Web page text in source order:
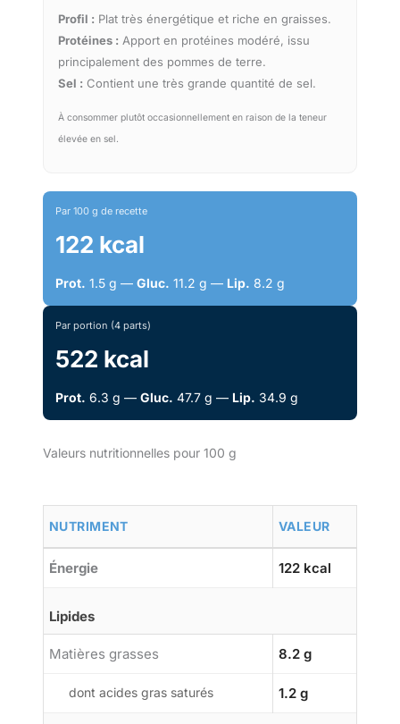
Profil : Plat très énergétique et riche en graisses.
Protéines : Apport en protéines modéré, issu
principalement des pommes de terre.
Sel : Contient une très grande quantité de sel.
À consommer plutôt occasionnellement en raison de la teneur
élevée en sel.
Par 100 g de recette
122 kcal
Prot. 1.5 g — Gluc. 11.2 g — Lip. 8.2 g
Par portion (4 parts)
522 kcal
Prot. 6.3 g — Gluc. 47.7 g — Lip. 34.9 g
Valeurs nutritionnelles pour 100 g
NUTRIMENT VALEUR
Énergie 122 kcal
Lipides
Matières grasses 8.2 g
dont acides gras saturés 1.2 g